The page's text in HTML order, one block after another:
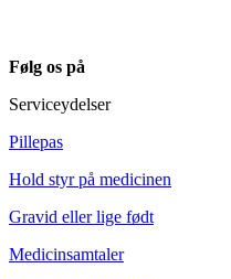
Følg os på
Serviceydelser
Pillepas
Hold styr på medicinen
Gravid eller lige født
Medicinsamtaler